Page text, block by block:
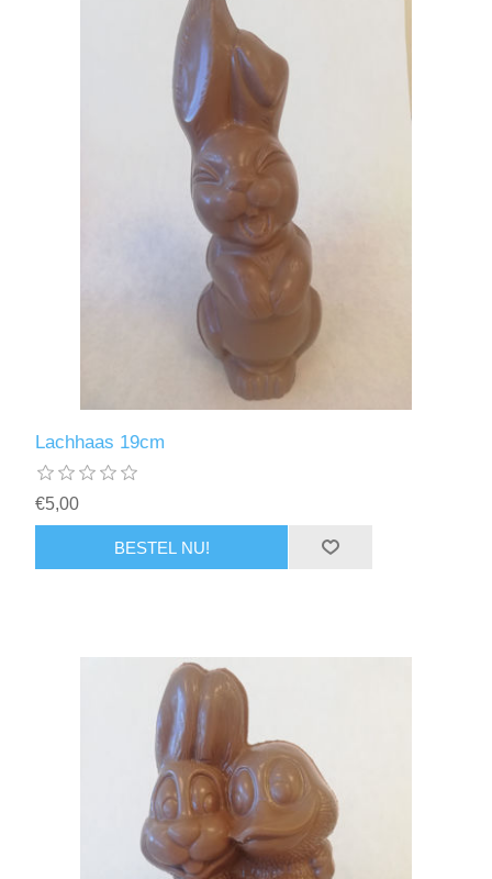
Lachhaas 19cm
€5,00